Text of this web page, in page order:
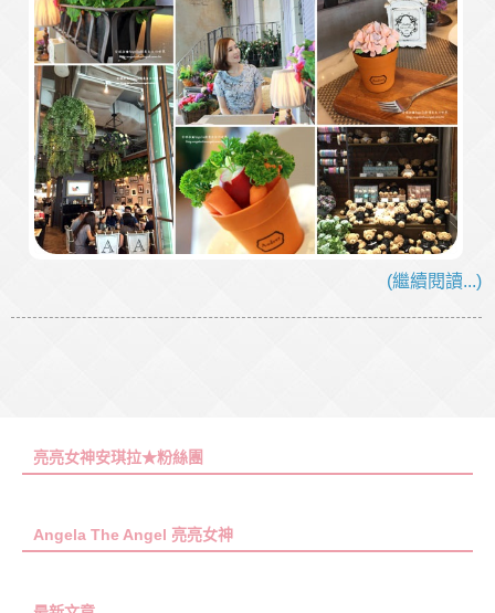
(繼續閱讀...)
亮亮女神安琪拉★粉絲團
Angela The Angel 亮亮女神